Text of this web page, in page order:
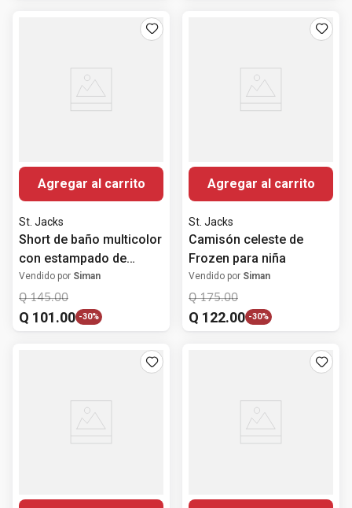
Agregar al carrito
St. Jacks
Short de baño multicolor
con estampado de
Snoopy para bebé niño
Vendido por Siman
Q 145.00
Q 101.00 -30%
Agregar al carrito
St. Jacks
Camisón celeste de
Frozen para niña
Vendido por Siman
Q 175.00
Q 122.00 -30%